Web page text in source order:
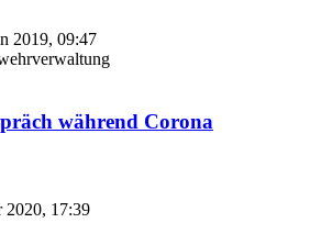
2019, 09:47
während Corona
2020, 17:39